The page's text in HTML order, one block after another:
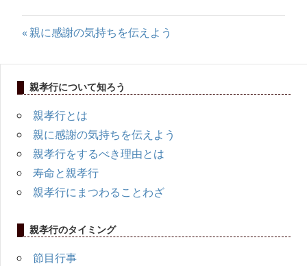
ル
投
稿
ナ
ビ
ゲ
ー
シ
ョ
ン
前
事:
親に感謝の気持ちを伝えよう
親孝行について知ろう
親孝行とは
親に感謝の気持ちを伝えよう
親孝行をするべき理由とは
寿命と親孝行
親孝行にまつわることわざ
親孝行のタイミング
節目行事